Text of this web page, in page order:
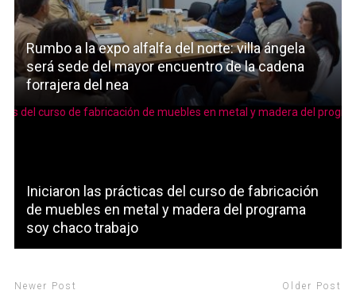
Rumbo a la expo alfalfa del norte: villa ángela
será sede del mayor encuentro de la cadena
forrajera del nea
Iniciaron las prácticas del curso de fabricación
de muebles en metal y madera del programa
soy chaco trabajo
Newer Post Older Post